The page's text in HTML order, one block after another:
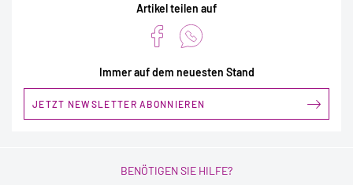
Artikel teilen auf
Immer auf dem neuesten Stand
JETZT NEWSLETTER ABONNIEREN
BENÖTIGEN SIE HILFE?